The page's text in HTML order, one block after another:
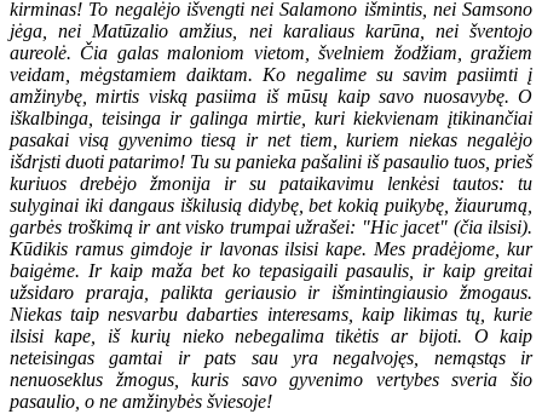
kirminas! To negalėjo išvengti nei Salamono išmintis, nei Samsono
jėga, nei Matūzalio amžius, nei karaliaus karūna, nei šventojo
aureolė. Čia galas maloniom vietom, švelniem žodžiam, gražiem
veidam, mėgstamiem daiktam. Ko negalime su savim pasiimti į
amžinybę, mirtis viską pasiima iš mūsų kaip savo nuosavybę. O
iškalbinga, teisinga ir galinga mirtie, kuri kiekvienam įtikinančiai
pasakai visą gyvenimo tiesą ir net tiem, kuriem niekas negalėjo
išdrįsti duoti patarimo! Tu su panieka pašalini iš pasaulio tuos, prieš
kuriuos drebėjo žmonija ir su pataikavimu lenkėsi tautos: tu
sulyginai iki dangaus iškilusią didybę, bet kokią puikybę, žiaurumą,
garbės troškimą ir ant visko trumpai užrašei: "Hic jacet" (čia ilsisi).
Kūdikis ramus gimdoje ir lavonas ilsisi kape. Mes pradėjome, kur
baigėme. Ir kaip maža bet ko tepasigaili pasaulis, ir kaip greitai
užsidaro praraja, palikta geriausio ir išmintingiausio žmogaus.
Niekas taip nesvarbu dabarties interesams, kaip likimas tų, kurie
ilsisi kape, iš kurių nieko nebegalima tikėtis ar bijoti. O kaip
neteisingas gamtai ir pats sau yra negalvojęs, nemąstąs ir
nenuoseklus žmogus, kuris savo gyvenimo vertybes sveria šio
pasaulio, o ne amžinybės šviesoje!